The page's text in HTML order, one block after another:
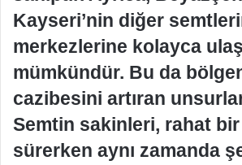
Kayseri’nin diğer
merkezlerine kolayca
mümkündür. Bu da
cazibesini artıran
Semtin sakinleri, rahat
sürerken aynı zamanda